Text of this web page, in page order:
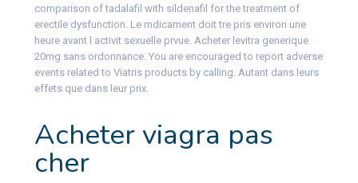
comparison of tadalafil with sildenafil for the treatment of
erectile dysfunction. Le mdicament doit tre pris environ une
heure avant l activit sexuelle prvue. Acheter levitra generique
20mg sans ordonnance. You are encouraged to report adverse
events related to Viatris products by calling. Autant dans leurs
effets que dans leur prix.
Acheter viagra pas
cher